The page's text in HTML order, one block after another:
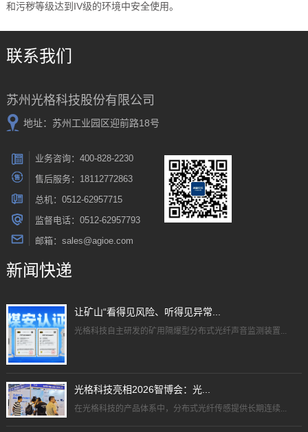
和污秽等级达到IV级的环境中安全使用。
联系我们
苏州光格科技股份有限公司
地址：苏州工业园区迎前路18号
业务咨询：400-828-2230
售后服务：18112772863
总机：0512-62957715
监督电话：0512-62957793
邮箱：sales@agioe.com
新闻快递
让矿山“看得见风险、听得见异常...
光格科技自主研发的矿用隔爆型分布式光纤声音监测装置...
光格科技亮相2026智博会：光...
在光格科技的产品体系中，分布式光纤传感提供长期连续...